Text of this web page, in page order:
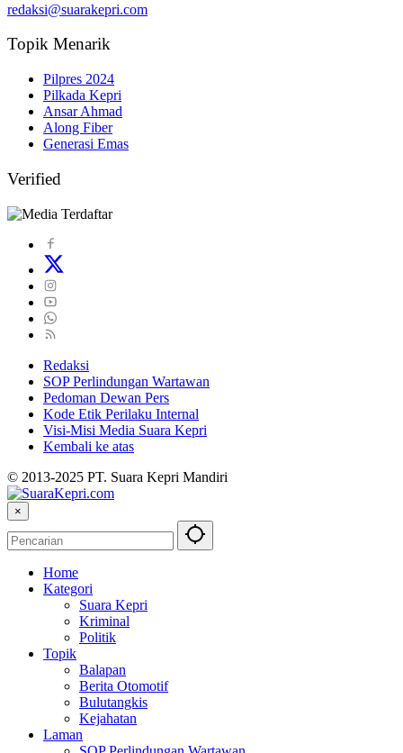
redaksi@suarakepri.com
Topik Menarik
Pilpres 2024
Pilkada Kepri
Ansar Ahmad
Along Fiber
Generasi Emas
Verified
Redaksi
SOP Perlindungan Wartawan
Pedoman Dewan Pers
Kode Etik Perilaku Internal
Visi-Misi Media Suara Kepri
Kembali ke atas
© 2013-2025 PT. Suara Kepri Mandiri
×
Home
Kategori
Suara Kepri
Kriminal
Politik
Topik
Balapan
Berita Otomotif
Bulutangkis
Kejahatan
Laman